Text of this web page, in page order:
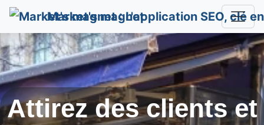
Market's magnet
Attirez des clients et